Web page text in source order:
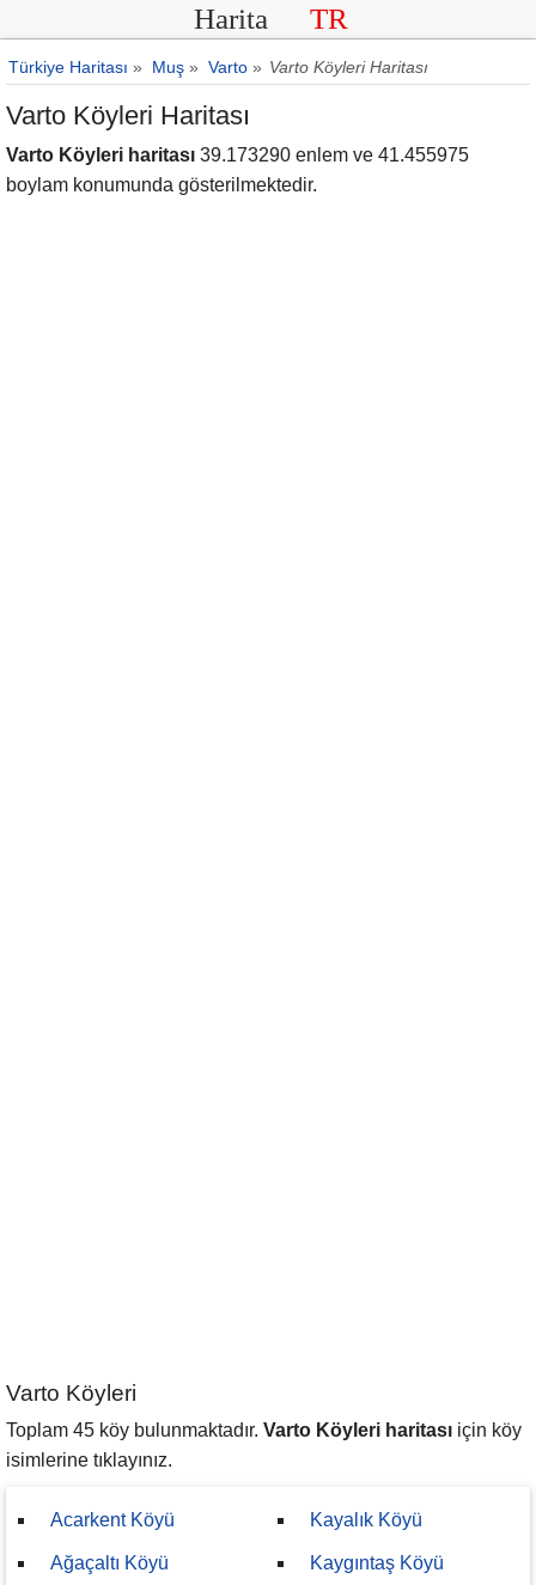
Harita TR
Türkiye Haritası » Muş » Varto » Varto Köyleri Haritası
Varto Köyleri Haritası
Varto Köyleri haritası 39.173290 enlem ve 41.455975
boylam konumunda gösterilmektedir.
Varto Köyleri
Toplam 45 köy bulunmaktadır. Varto Köyleri haritası için köy
isimlerine tıklayınız.
Acarkent Köyü
Ağaçaltı Köyü
Kayalık Köyü
Kaygıntaş Köyü